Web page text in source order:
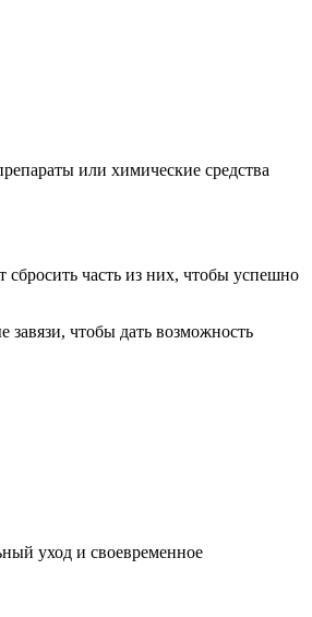
или химические средства
сбросить часть из них, чтобы успешно
чтобы дать возможность
уход и своевременное